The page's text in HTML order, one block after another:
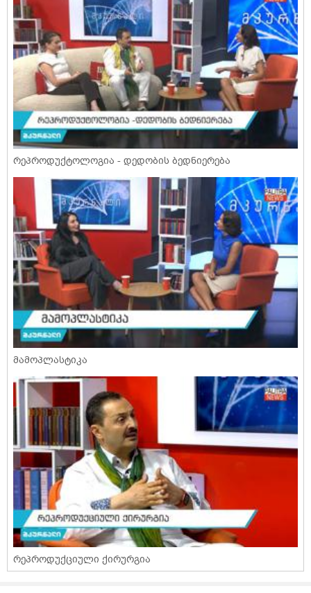
რეპროდუქტოლოგია - დედობის ბედნიერება
მამოპლასტიკა
რეპროდუქციული ქირურგია